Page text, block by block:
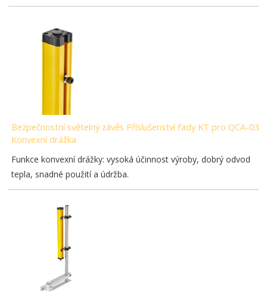
Bezpečnostní světelný závěs Příslušenství řady KT pro QCA-03-
Konvexní drážka
Funkce konvexní drážky: vysoká účinnost výroby, dobrý odvod
tepla, snadné použití a údržba.